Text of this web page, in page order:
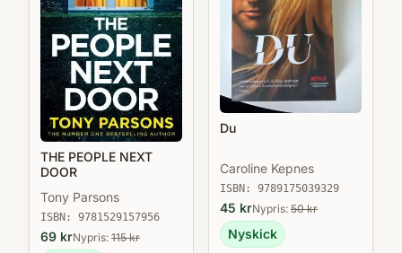
THE PEOPLE NEXT
DOOR
Tony Parsons
ISBN: 9781529157956
69 krNypris: 115kr
Du
Caroline Kepnes
ISBN: 9789175039329
45 krNypris: 50kr
Nyskick